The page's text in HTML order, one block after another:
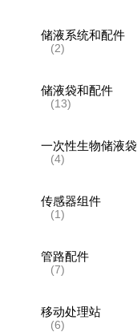
储液系统和配件
(2)
储液袋和配件
(13)
一次性生物储液袋
(4)
传感器组件
(1)
管路配件
(7)
移动处理站
(6)